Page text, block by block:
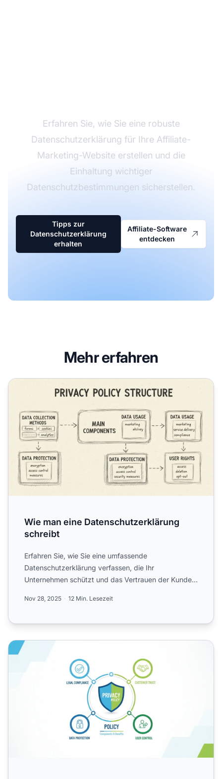
Erfahren Sie, wie Sie eine robuste
Datenschutzerklärung für Ihre Affiliate-
Marketing-Website erstellen und die
Einhaltung wichtiger
Datenschutzbestimmungen sicherstellen.
Tipps zur
Datenschutzerklärung
erhalten
Affiliate-Software
entdecken
Mehr erfahren
Wie man eine Datenschutzerklärung schreibt
Wie man eine Datenschutzerklärung
schreibt
Erfahren Sie, wie Sie eine umfassende
Datenschutzerklärung verfassen, die Ihr
Unternehmen schützt und das Vertrauen der Kunden
Nov 28, 2025 12 Min. Lesezeit
Warum brauche ich eine Datenschutzerklärung?